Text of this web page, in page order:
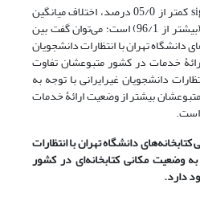
جدول 6 حاکی از آن است که sig کمتر از 05/0 درصد، اختلاف میانگین
178/0- و آماره t برابر 69/4- (بیشتر از 96/1) است؛ می‌توان گفت بین
دانشگاه تهران با انتظارات دانشجویان
خدمات در کشور متبوعشان تفاوت
دانشجویان غیرایرانی با توجه به
بیشتر از وضعیت ارائۀ خدمات
است.
دانشگاه تهران با انتظارات
به وضعیت مکانی کتابخانه‌ای در کشور
دارد.